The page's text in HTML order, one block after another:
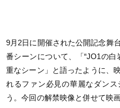
9月2日に開催された公開記念舞
番シーンについて、「“JO1の
重なシーン」と語ったように、
れるファン必見の華麗なダン
う。今回の解禁映像と併せて映